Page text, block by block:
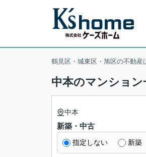
鶴見区・城東区・旭区の不動産
中本のマンション
中本
新築・中古
指定しない 新築